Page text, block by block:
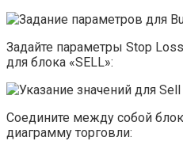
Задайте параметры Stop
для блока «SELL»:
Соедините между собой
диаграмму торговли: